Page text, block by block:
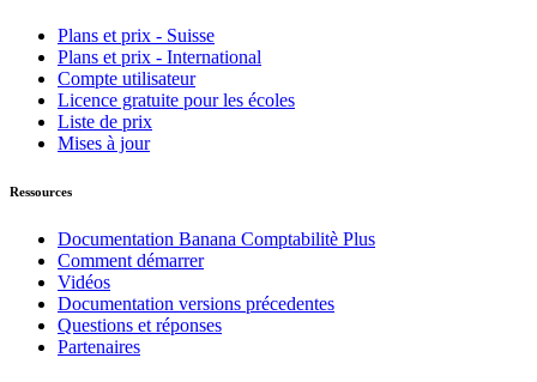
Plans et prix - Suisse
Plans et prix - International
Compte utilisateur
Licence gratuite pour les écoles
Liste de prix
Mises à jour
Ressources
Documentation Banana Comptabilitè Plus
Comment démarrer
Vidéos
Documentation versions précedentes
Questions et réponses
Partenaires